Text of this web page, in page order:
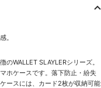
。
WALLET SLAYLERシリーズ。
ホケースです。落下防止・紛失
ースには、カード2枚が収納可能